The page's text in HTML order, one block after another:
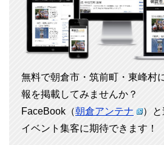
無料で朝倉市・筑前町・東峰村
報を掲載してみませんか？
FaceBook（朝倉アンテナ
）と
イベント集客に期待できます！